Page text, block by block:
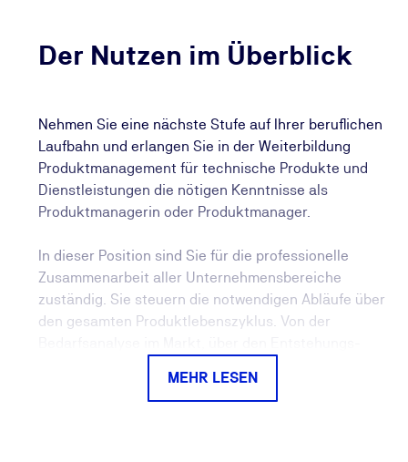
Der Nutzen im Überblick
Nehmen Sie eine nächste Stufe auf Ihrer beruflichen
Laufbahn und erlangen Sie in der Weiterbildung
Produktmanagement für technische Produkte und
Dienstleistungen die nötigen Kenntnisse als
Produktmanagerin oder Produktmanager.
In dieser Position sind Sie für die professionelle
Zusammenarbeit aller Unternehmensbereiche
zuständig. Sie steuern die notwendigen Abläufe über
den gesamten Produktlebenszyklus. Von der
Dienstleistungen bis hin zur notwendigen
MEHR LESEN